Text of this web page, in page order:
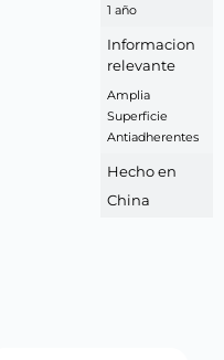
1 año
Informacion
relevante
Amplia
Superficie
Antiadherentes
Hecho en
China